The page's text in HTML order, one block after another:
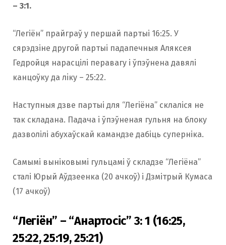
– 3:1.
“Легіён” прайграў у першай партыі 16:25. У
сярэдзіне другой партыі падапечныя Аляксея
Гедройця нарасцілі перавагу і ўпэўнена давялі
канцоўку да лiку – 25:22.
Наступныя дзве партыі для “Легіёна” склаліся не
так складана. Падача і ўпэўненая гульня на блоку
дазволілі абухаўскай камандзе дабіць суперніка.
Самымі выніковымі гульцамі ў складзе “Легіёна”
сталі Юрый Аўдзеенка (20 ачкоў) і Дзмітрый Кумаса
(17 ачкоў)
“Легіён” – “Анартосіс” 3: 1 (16:25,
25:22, 25:19, 25:21)